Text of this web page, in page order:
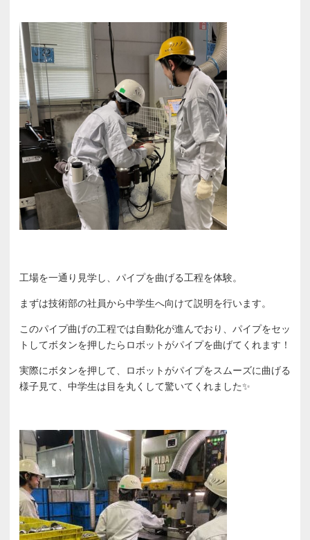
工場を一通り見学し、パイプを曲げる工程を体験。
まずは技術部の社員から中学生へ向けて説明を行います。
このパイプ曲げの工程では自動化が進んでおり、パイプをセッ
トしてボタンを押したらロボットがパイプを曲げてくれます！
実際にボタンを押して、ロボットがパイプをスムーズに曲げる
様子見て、中学生は目を丸くして驚いてくれました✨